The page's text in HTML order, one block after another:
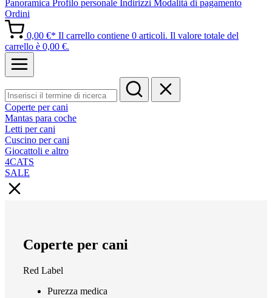
Panoramica Profilo personale Indirizzi Modalità di pagamento
Ordini
0,00 €* Il carrello contiene 0 articoli. Il valore totale del
carrello è 0,00 €.
Coperte per cani
Mantas para coche
Letti per cani
Cuscino per cani
Giocattoli e altro
4CATS
SALE
Coperte per cani
Red Label
Purezza medica